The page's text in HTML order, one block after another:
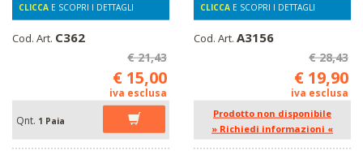
CLICCA E SCOPRI I DETTAGLI
Cod. Art. C362
€ 21,43
€ 15,00
iva esclusa
Qnt. 1 Paia
CLICCA E SCOPRI I DETTAGLI
Cod. Art. A3156
€ 28,43
€ 19,90
iva esclusa
Prodotto non disponibile
» Richiedi informazioni «